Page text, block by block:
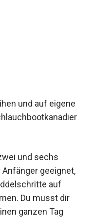
und auf eigene
und sechs
geeignet,
auf
Du musst dir
ganzen Tag